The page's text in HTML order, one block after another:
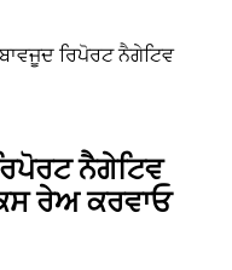
ਰਿਪੋਰਟ ਨੈਗੇਟਿਵ
ਨੈਗੇਟਿਵ
ਰੇਅ ਕਰਵਾਓ